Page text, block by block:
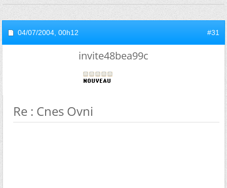
04/07/2004, 00h12 #31
invite48bea99c
Re : Cnes Ovni